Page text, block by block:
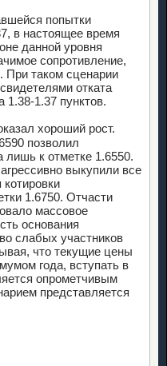
попытки
в настоящее время
данной уровня
сопротивление,
При таком сценарии
отката
1.38-1.37 пунктов.
хороший рост.
позволил
лишь к отметке 1.6550.
выкупили все
1.6750. Отчасти
массовое
основания
слабых участников
что текущие цены
года, вступать в
опрометчивым
представляется